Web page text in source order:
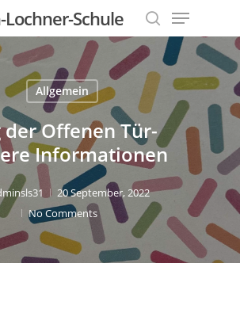
Schule
search
Menu
Allgemein
der Offenen Tür-
Informationen
20 September, 2022
No Comments
Close
Menu